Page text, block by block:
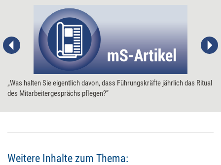
„Was halten Sie eigentlich davon, dass Führungskräfte jährlich das Ritual
des Mitarbeitergesprächs pflegen?“
Weitere Inhalte zum Thema: